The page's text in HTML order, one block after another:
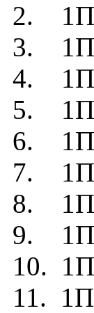
2.
3.
4.
5.
6.
7. 1П
8. 1П
9. 1П
10.
11.